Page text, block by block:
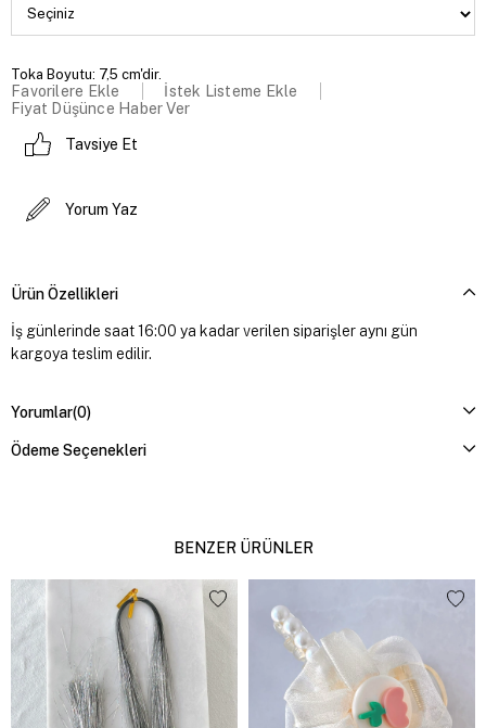
Toka Boyutu: 7,5 cm'dir.
Favorilere Ekle
İstek Listeme Ekle
Fiyat Düşünce Haber Ver
Tavsiye Et
Yorum Yaz
Ürün Özellikleri
İş günlerinde saat 16:00 ya kadar verilen siparişler aynı gün
kargoya teslim edilir.
Yorumlar(0)
Ödeme Seçenekleri
BENZER ÜRÜNLER